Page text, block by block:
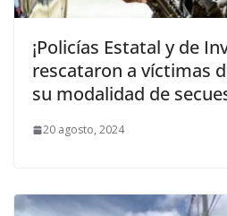
¡Policías Estatal y de
rescataron a víctimas
su modalidad de
20 agosto, 2024